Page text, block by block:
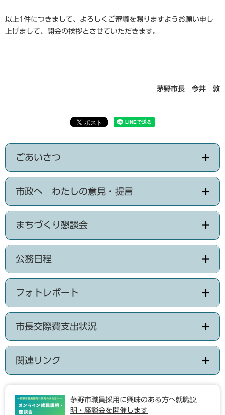
以上1件につきまして、よろしくご審議を賜りますようお願い申し
上げまして、開会の挨拶とさせていただきます。
茅野市長 今井 敦
ごあいさつ
市政へ わたしの意見・提言
まちづくり懇談会
公務日程
フォトレポート
市長交際費支出状況
関連リンク
茅野市職員採用に興味のある方へ就職説
明・座談会を開催します